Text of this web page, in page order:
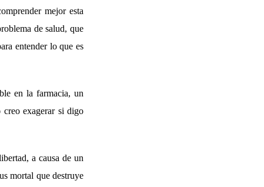
mejor esta
de salud, que
entender lo que es
en la farmacia, un
exagerar si digo
a causa de un
mortal que destruye